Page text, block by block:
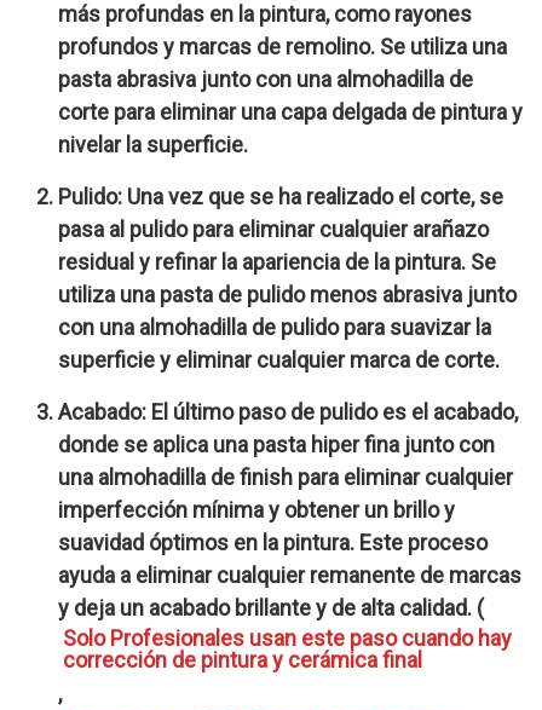
más profundas en la pintura, como rayones
profundos y marcas de remolino. Se utiliza una
pasta abrasiva junto con una almohadilla de
corte para eliminar una capa delgada de pintura y
nivelar la superficie.
Pulido: Una vez que se ha realizado el corte, se
pasa al pulido para eliminar cualquier arañazo
residual y refinar la apariencia de la pintura. Se
utiliza una pasta de pulido menos abrasiva junto
con una almohadilla de pulido para suavizar la
superficie y eliminar cualquier marca de corte.
Acabado: El último paso de pulido es el acabado,
donde se aplica una pasta hiper fina junto con
una almohadilla de finish para eliminar cualquier
imperfección mínima y obtener un brillo y
suavidad óptimos en la pintura. Este proceso
ayuda a eliminar cualquier remanente de marcas
y deja un acabado brillante y de alta calidad. (
Solo Profesionales usan este paso cuando hay
corrección de pintura y cerámica final
,